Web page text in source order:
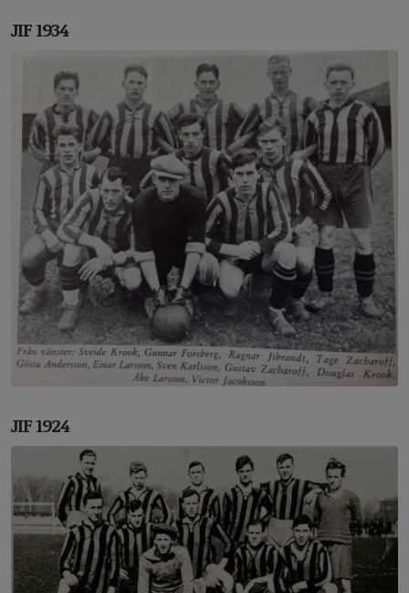
JIF 1934
JIF 1924